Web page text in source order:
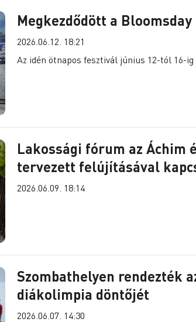
Megkezdődött a Bloomsday
2026.06.12. 18:21
Az idén ötnapos fesztivál június 12-tól 16-
Lakossági fórum az Áchim
tervezett felújításával
2026.06.09. 18:14
Szombathelyen rendezték
diákolimpia döntőjét
2026.06.07. 14:30